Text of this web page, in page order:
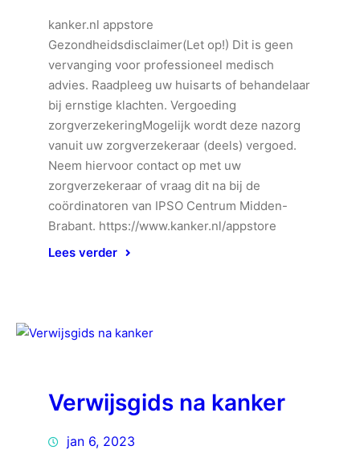
kanker.nl appstore
Gezondheidsdisclaimer(Let op!) Dit is geen
vervanging voor professioneel medisch
advies. Raadpleeg uw huisarts of behandelaar
bij ernstige klachten. Vergoeding
zorgverzekeringMogelijk wordt deze nazorg
vanuit uw zorgverzekeraar (deels) vergoed.
Neem hiervoor contact op met uw
zorgverzekeraar of vraag dit na bij de
coördinatoren van IPSO Centrum Midden-
Brabant. https://www.kanker.nl/appstore
Lees verder
Verwijsgids na kanker
jan 6, 2023